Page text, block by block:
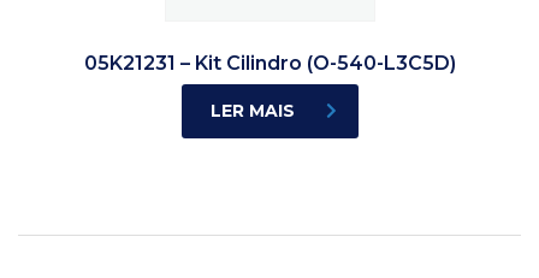
05K21231 – Kit Cilindro (O-540-L3C5D)
LER MAIS